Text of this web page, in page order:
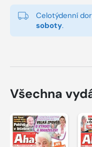
Celotýdenní
soboty.
Všechna